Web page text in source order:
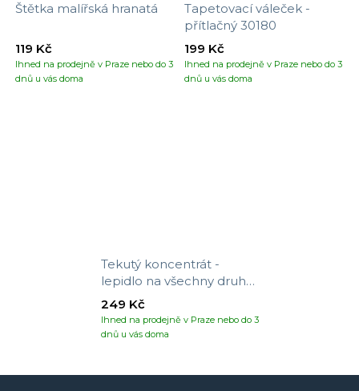
Štětka malířská hranatá
Ihned na prodejně v Praze nebo do 3
dnů u vás doma
119 Kč
Tapetovací váleček -
přítlačný 30180
Ihned na prodejně v Praze nebo do 3
dnů u vás doma
199 Kč
Tekutý koncentrát -
lepidlo na všechny druhy
tapet
Ihned na prodejně v Praze nebo do 3
dnů u vás doma
249 Kč